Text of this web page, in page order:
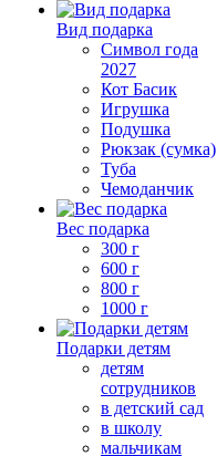
Вид подарка
Символ года
2027
Кот Басик
Игрушка
Подушка
Рюкзак (сумка)
Туба
Чемоданчик
Вес подарка
300 г
600 г
800 г
1000 г
Подарки детям
детям
сотрудников
в детский сад
в школу
мальчикам